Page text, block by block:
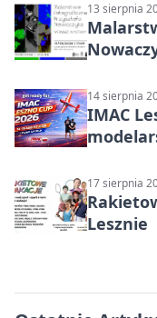
13 sierpnia
14 sierpnia
IMAC
17 sierpnia
Lesznie